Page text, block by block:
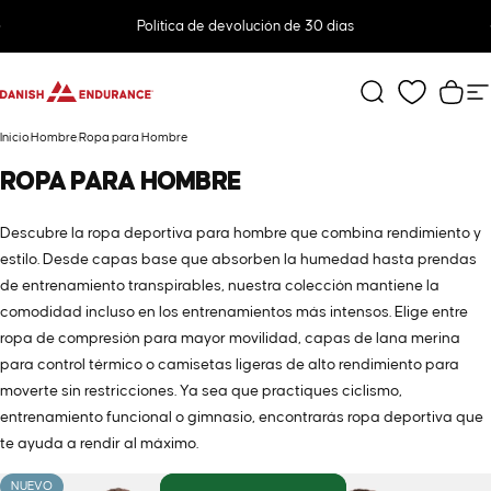
Política de devolución de 30 días
DANISH ENDURANCE Buscar
Inicio Hombre Ropa para Hombre
ROPA PARA HOMBRE
Descubre la ropa deportiva para hombre que combina rendimiento y
estilo. Desde capas base que absorben la humedad hasta prendas
de entrenamiento transpirables, nuestra colección mantiene la
comodidad incluso en los entrenamientos más intensos. Elige entre
ropa de compresión para mayor movilidad, capas de lana merina
para control térmico o camisetas ligeras de alto rendimiento para
moverte sin restricciones. Ya sea que practiques ciclismo,
entrenamiento funcional o gimnasio, encontrarás ropa deportiva que
te ayuda a rendir al máximo.
NUEVO